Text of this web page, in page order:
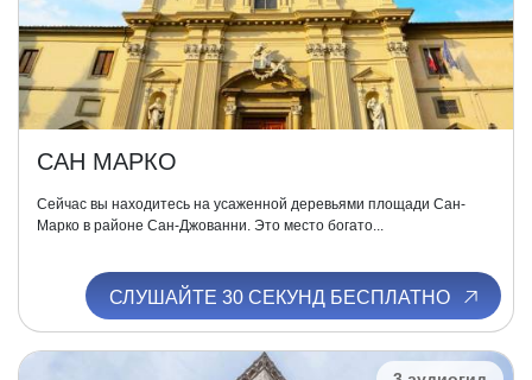
САН МАРКО
Сейчас вы находитесь на усаженной деревьями площади Сан-
Марко в районе Сан-Джованни. Это место богато...
СЛУШАЙТЕ 30 СЕКУНД БЕСПЛАТНО